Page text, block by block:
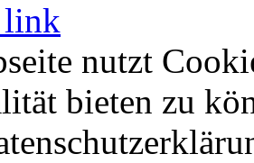
link
nutzt
bieten zu